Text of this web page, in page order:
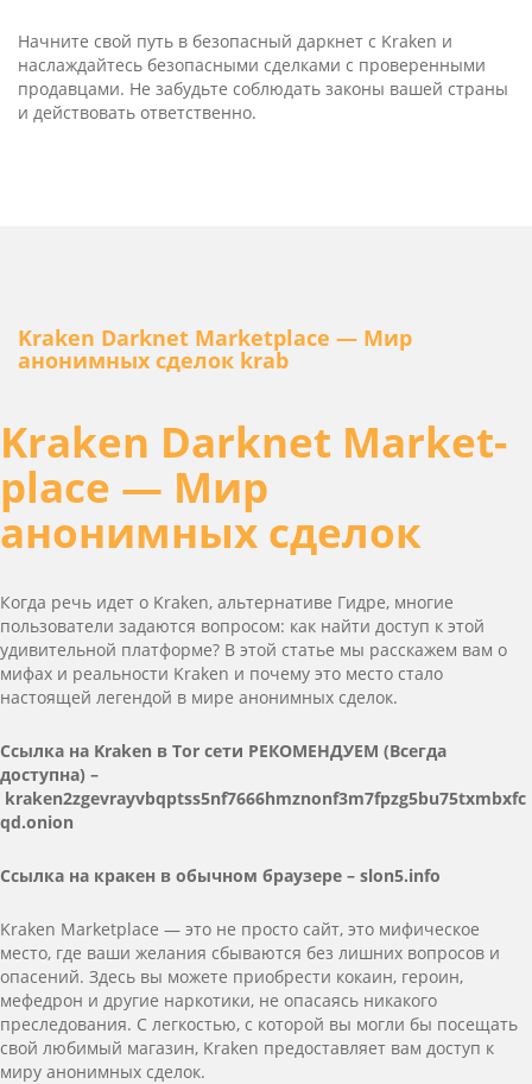
Начните свой путь в безопасный даркнет с Kra­ken и
наслаждайтесь безопасными сделками с проверенными
продавцами. Не забудьте соблюдать законы вашей страны
и действовать ответственно.
Kra­ken Dark­net Mar­ket­place — Мир
анонимных сделок krab
Kra­ken Dark­net Mar­ket­
place — Мир
анонимных сделок
Когда речь идет о Kra­ken, альтернативе Гидре, многие
пользователи задаются вопросом: как найти доступ к этой
удивительной платформе? В этой статье мы расскажем вам о
мифах и реальности Kra­ken и почему это место стало
настоящей легендой в мире анонимных сделок.
Ссылка на Kra­ken в Tor сети РЕКОМЕНДУЕМ (Всегда
доступна) –
kraken2zgevrayvbqptss5nf7666hmznonf3m7fpzg5bu75txmbxfc
qd.onion
Ссылка на кракен в обычном браузере – slon5.info
Kra­ken Mar­ket­place — это не просто сайт, это мифическое
место, где ваши желания сбываются без лишних вопросов и
опасений. Здесь вы можете приобрести кокаин, героин,
мефедрон и другие наркотики, не опасаясь никакого
преследования. С легкостью, с которой вы могли бы посещать
свой любимый магазин, Kra­ken предоставляет вам доступ к
миру анонимных сделок.